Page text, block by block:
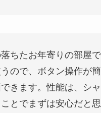
ちたお年寄りの部屋
ので、ボタン操作が
きます。性能は、シ
とでまずは安心だと